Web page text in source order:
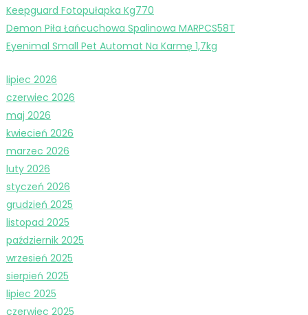
Keepguard Fotopułapka Kg770
Demon Piła Łańcuchowa Spalinowa MARPCS58T
Eyenimal Small Pet Automat Na Karmę 1,7kg
lipiec 2026
czerwiec 2026
maj 2026
kwiecień 2026
marzec 2026
luty 2026
styczeń 2026
grudzień 2025
listopad 2025
październik 2025
wrzesień 2025
sierpień 2025
lipiec 2025
czerwiec 2025